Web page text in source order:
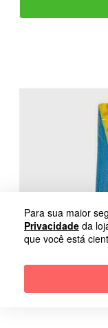
Para sua maior
Privacidade da
que você está